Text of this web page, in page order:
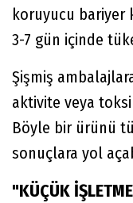
koruyucu bariyer
3-7 gün içinde
Şişmiş
aktivite veya
Böyle bir ürünü
sonuçlara yol
"KÜÇÜK